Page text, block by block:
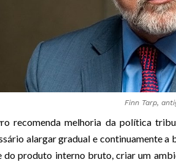
Finn Tarp,
recomenda melhoria da política
alargar gradual e continuamente
do produto interno bruto, criar um